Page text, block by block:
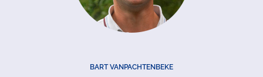
BART VANPACHTENBEKE